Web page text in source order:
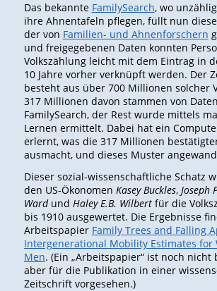
Das bekannte FamilySearch, wo
ihre Ahnentafeln pflegen, füllt nun diese
der von Familien- und Ahnenforschern
und freigegebenen Daten konnten
Volkszählung leicht mit dem Eintrag in
10 Jahre vorher verknüpft werden. Der
besteht aus über 700 Millionen solcher
317 Millionen davon stammen von
FamilySearch, der Rest wurde mittels
Lernen ermittelt. Dabei hat ein
erlernt, was die 317 Millionen
ausmacht, und dieses Muster
Dieser sozial-wissenschaftliche Schatz
den US-Ökonomen Kasey Buckles, Joseph
Wardund Haley E.B. Wilbertfür die
bis 1910 ausgewertet. Die Ergebnisse
Arbeitspapier Family Trees and Falling
Intergenerational Mobility Estimates for
Men. (Ein „Arbeitspapier“ ist noch nicht
aber für die Publikation in einer
Zeitschrift vorgesehen.)